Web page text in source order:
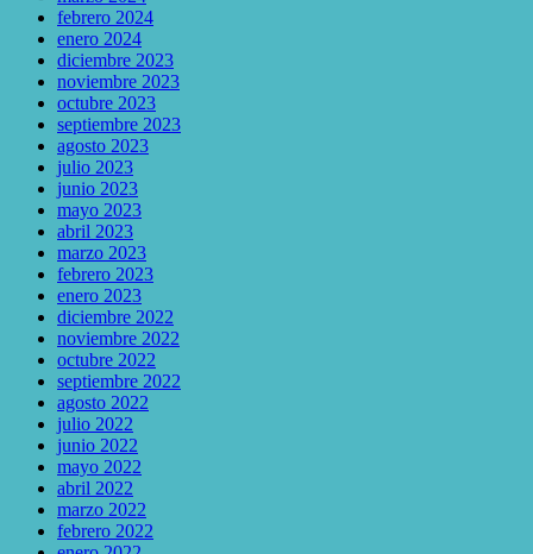
febrero 2024
enero 2024
diciembre 2023
noviembre 2023
octubre 2023
septiembre 2023
agosto 2023
julio 2023
junio 2023
mayo 2023
abril 2023
marzo 2023
febrero 2023
enero 2023
diciembre 2022
noviembre 2022
octubre 2022
septiembre 2022
agosto 2022
julio 2022
junio 2022
mayo 2022
abril 2022
marzo 2022
febrero 2022